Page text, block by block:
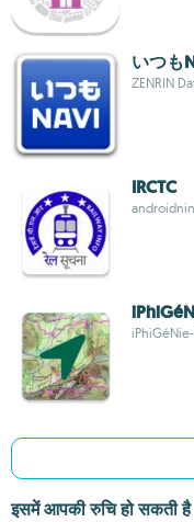
いつも
ZENRIN
IRCTC
इसमें आपकी रुचि हो सकती है